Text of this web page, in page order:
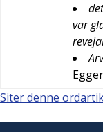
var
Siter denne